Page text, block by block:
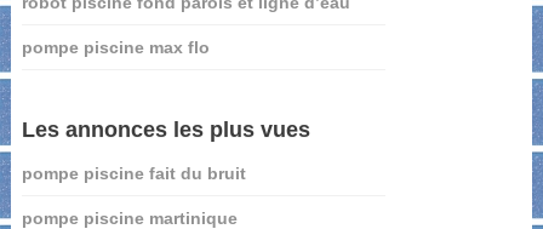
pompe piscine max flo
Les annonces les plus vues
pompe piscine fait du bruit
pompe piscine martinique